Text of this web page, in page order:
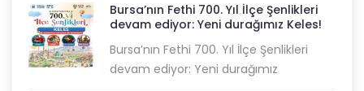
Bursa’nın Fethi 700. Yıl İlçe Şenlikleri
devam ediyor: Yeni durağımız Keles!
Bursa’nın Fethi 700. Yıl İlçe Şenlikleri
devam ediyor: Yeni durağımız